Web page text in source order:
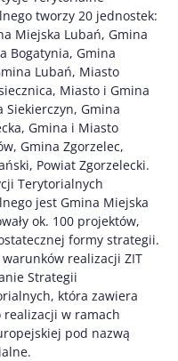
tworzy 20 jednostek:
Miejska Lubań, Gmina
Bogatynia, Gmina
Lubań, Miasto
Miasto i Gmina
Siekierczyn, Gmina
Gmina i Miasto
Gmina Zgorzelec,
Powiat Zgorzelecki.
Terytorialnych
jest Gmina Miejska
ok. 100 projektów,
formy strategii.
realizacji ZIT
Strategii
która zawiera
realizacji w ramach
pod nazwą